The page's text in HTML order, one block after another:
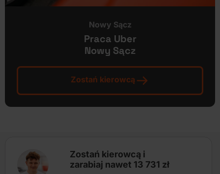
Nowy Sącz
Praca Uber
Nowy Sącz
Zostań kierowcą
Zostań kierowcą i
zarabiaj nawet 13 731 zł